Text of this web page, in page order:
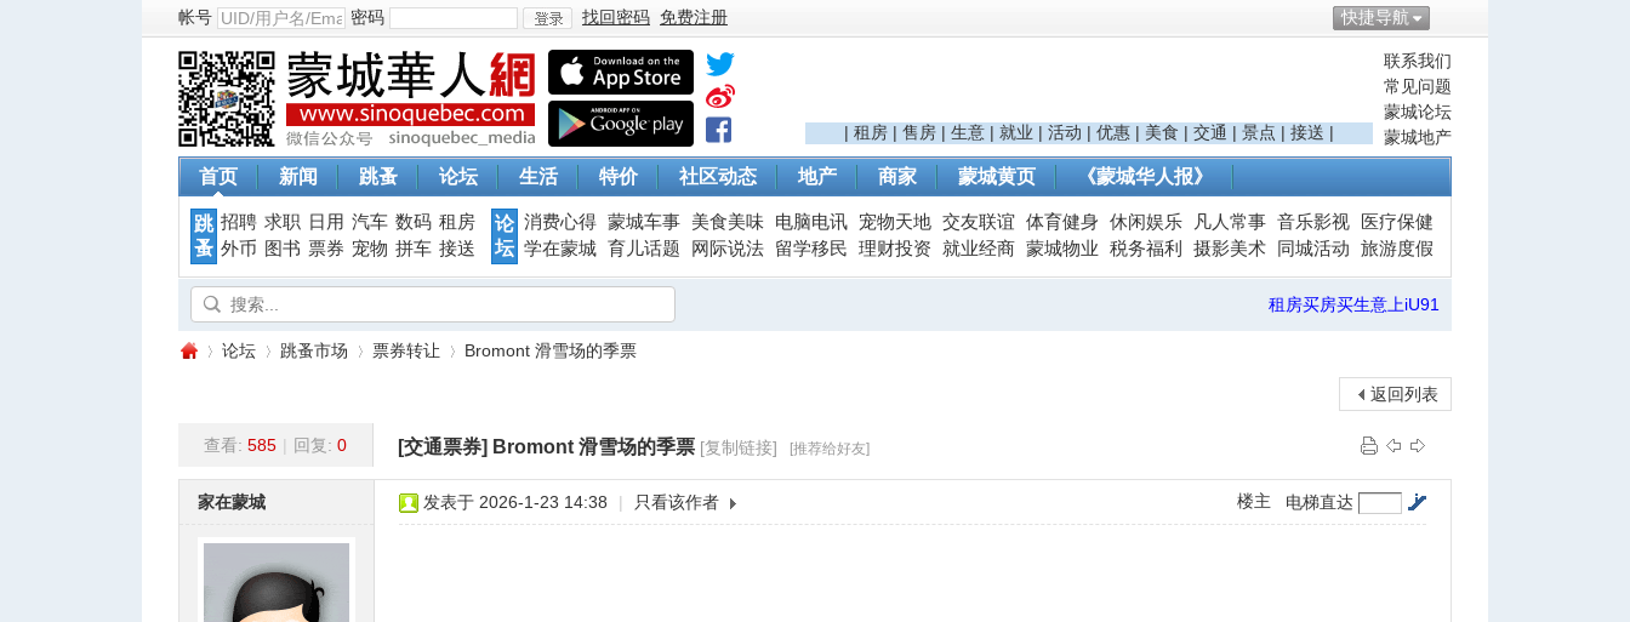
快捷导航
帐号 密码
登
找回密码 免费注册
联系我们
常见问题
蒙城论坛
蒙城地产
| 租房 | 售房 | 生意 | 就业 | 活动 | 优惠 | 美食 | 交通 | 景点 | 接送 |
首页 新闻 跳蚤 论坛 生活 特价 社区动态 地产 商家 蒙城黄页 《蒙城华人报》
跳
蚤
招聘 求职 日用 汽车 数码 租房
外币
图书 票券 宠物 拼车 接送
论
坛
消费心得 蒙城车事 美食美味 电脑电讯 宠物天地 交友联谊 体育健身 休闲娱乐 凡人常事 音乐影视
医疗保健
学在蒙城 育儿话题 网际说法 留学移民 理财投资 就业经商 蒙城物业 税务福利 摄影美术 同城活动 旅游度假
租房买房买生意上iU91
»
论坛
›
跳蚤市场 票券转让
›
Bromont 滑雪场的季票
返回列表
查看: 585 | 回复: 0 [交通票券] Bromont 滑雪场的季票 [复制链接] [推荐给好友]
家在蒙城 电梯直达
楼主
发表于 2026-1-23 14:38 | 只看该作者